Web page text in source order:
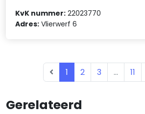
Gerelateerd
KvK nummer: 22023770
Adres: Vlierwerf 6
1 2 3 ... 11